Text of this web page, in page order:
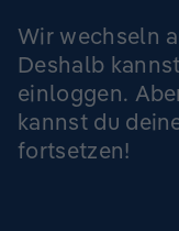
Wir wechseln
Deshalb
einloggen.
kannst du
fortsetzen!